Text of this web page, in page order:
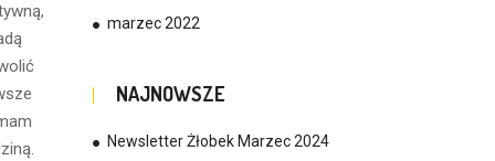
marzec 2022
NAJNOWSZE
Newsletter Żłobek Marzec 2024